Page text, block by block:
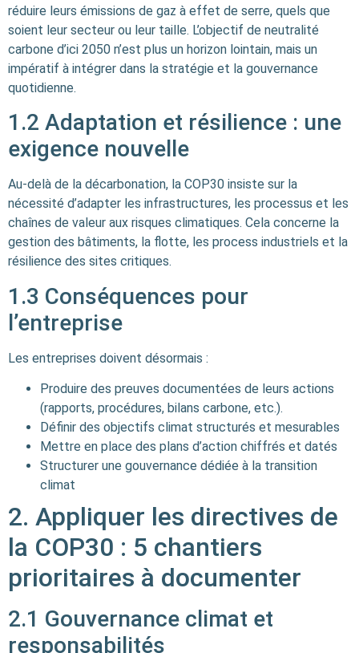
réduire leurs émissions de gaz à effet de serre, quels que
soient leur secteur ou leur taille. L’objectif de neutralité
carbone d’ici 2050 n’est plus un horizon lointain, mais un
impératif à intégrer dans la stratégie et la gouvernance
quotidienne.
1.2 Adaptation et résilience : une
exigence nouvelle
Au-delà de la décarbonation, la COP30 insiste sur la
nécessité d’adapter les infrastructures, les processus et les
chaînes de valeur aux risques climatiques. Cela concerne la
gestion des bâtiments, la flotte, les process industriels et la
résilience des sites critiques.
1.3 Conséquences pour
l’entreprise
Les entreprises doivent désormais :
Produire des preuves documentées de leurs actions
(rapports, procédures, bilans carbone, etc.). ​
Définir des objectifs climat structurés et mesurables
Mettre en place des plans d’action chiffrés et datés
Structurer une gouvernance dédiée à la transition
climat
2. Appliquer les directives de
la COP30 : 5 chantiers
prioritaires à documenter
2.1 Gouvernance climat et
responsabilités